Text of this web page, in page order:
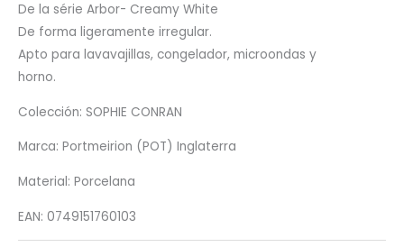
De la série Arbor- Creamy White
De forma ligeramente irregular.
Apto para lavavajillas, congelador, microondas y
horno.
Colección: SOPHIE CONRAN
Marca: Portmeirion (POT) Inglaterra
Material: Porcelana
EAN: 0749151760103